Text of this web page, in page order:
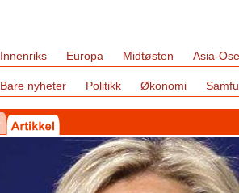
Innenriks Europa Midtøsten Asia-
Bare nyheter Politikk Økonomi